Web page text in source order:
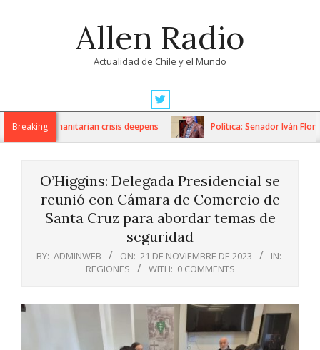
Allen Radio
Actualidad de Chile y el Mundo
Navigation
MenuBreaking
as humanitarian crisis deepens Política: Senador Iván Flores
O’Higgins: Delegada Presidencial se
reunió con Cámara de Comercio de
Santa Cruz para abordar temas de
seguridad
BY: ADMINWEB ON: 21 DE NOVIEMBRE DE 2023
IN:
REGIONES
WITH: 0 COMMENTS